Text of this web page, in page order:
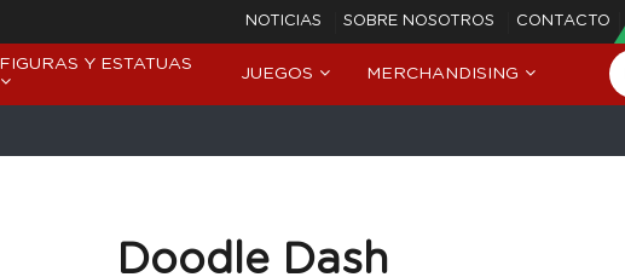
NOTICIAS SOBRE NOSOTROS CONTACTO
FIGURAS Y ESTATUAS
JUEGOS MERCHANDISING
Doodle Dash